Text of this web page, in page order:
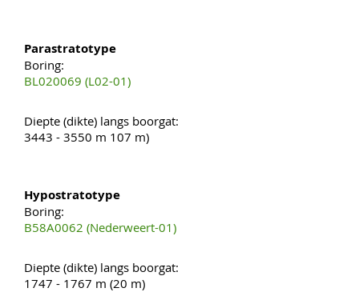
Parastratotype
Boring:
BL020069 (L02-01)
Diepte (dikte) langs boorgat:
3443 - 3550 m 107 m)
Hypostratotype
Boring:
B58A0062 (Nederweert-01)
Diepte (dikte) langs boorgat:
1747 - 1767 m (20 m)